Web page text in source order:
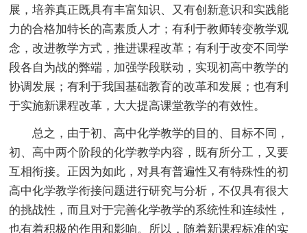
展，培养真正既具有丰富知识、又有创新意识和实践能
力的合格加特长的高素质人才；有利于教师转变教学观
念，改进教学方式，推进课程改革；有利于改变不同学
段各自为战的弊端，加强学段联动，实现初高中教学的
协调发展；有利于我国基础教育的改革和发展；也有利
于实施新课程改革，大大提高课堂教学的有效性。
总之，由于初、高中化学教学的目的、目标不同，
初、高中两个阶段的化学教学内容，既有所分工，又要
互相衔接。正因为如此，对具有普遍性又有特殊性的初
高中化学教学衔接问题进行研究与分析，不仅具有很大
的挑战性，而且对于完善化学教学的系统性和连续性，
也有着积极的作用和影响。所以，随着新课程标准的实